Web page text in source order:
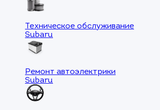
Техническое обслуживание
Subaru
Ремонт автоэлектрики
Subaru